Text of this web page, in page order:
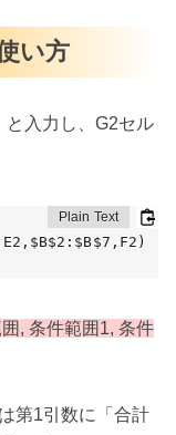
い方
と入力し、G2セル
, 条件範囲1, 条件
第1引数に「合計